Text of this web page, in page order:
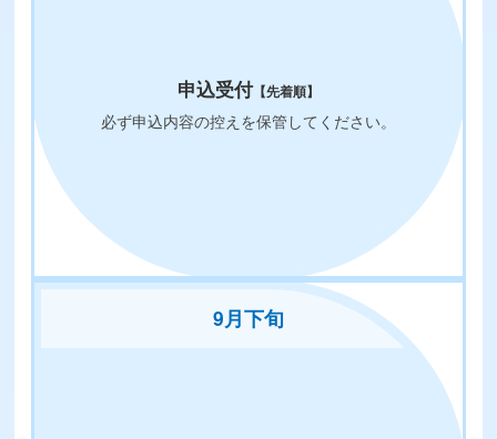
申込受付【先着順】
必ず申込内容の控えを保管してください。
9月下旬